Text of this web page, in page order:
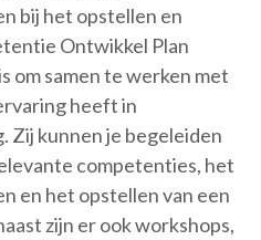
bij het opstellen en
Ontwikkel Plan
om samen te werken met
heeft in
kunnen je begeleiden
competenties, het
en het opstellen van een
zijn er ook workshops,